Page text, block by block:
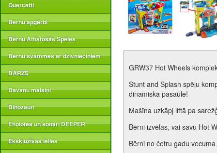
Quercetti
Bērnu apģērbi
Bērnu Attīstošās Spēles
Bērnu švammes ar dzīvnieciņiem
DĀRZS
Dāvanu maisiņi
Dinozauri
Eholotes un sonāri DEEPER
Ekskluzīvas lelles
GRW37 Hot Wheels
Stunt and Splash spēļu
dinamiskā pasaule!
Mašīna uzkāpj liftā pa
Bērni izvēlas, vai savu Hot
Bērni no četru gadu